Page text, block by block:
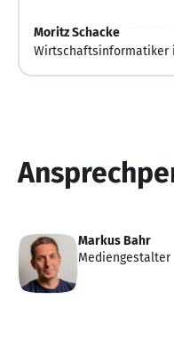
Moritz Schacke
Wirtschaftsinformatiker
Markus Bahr
Mediengestalter